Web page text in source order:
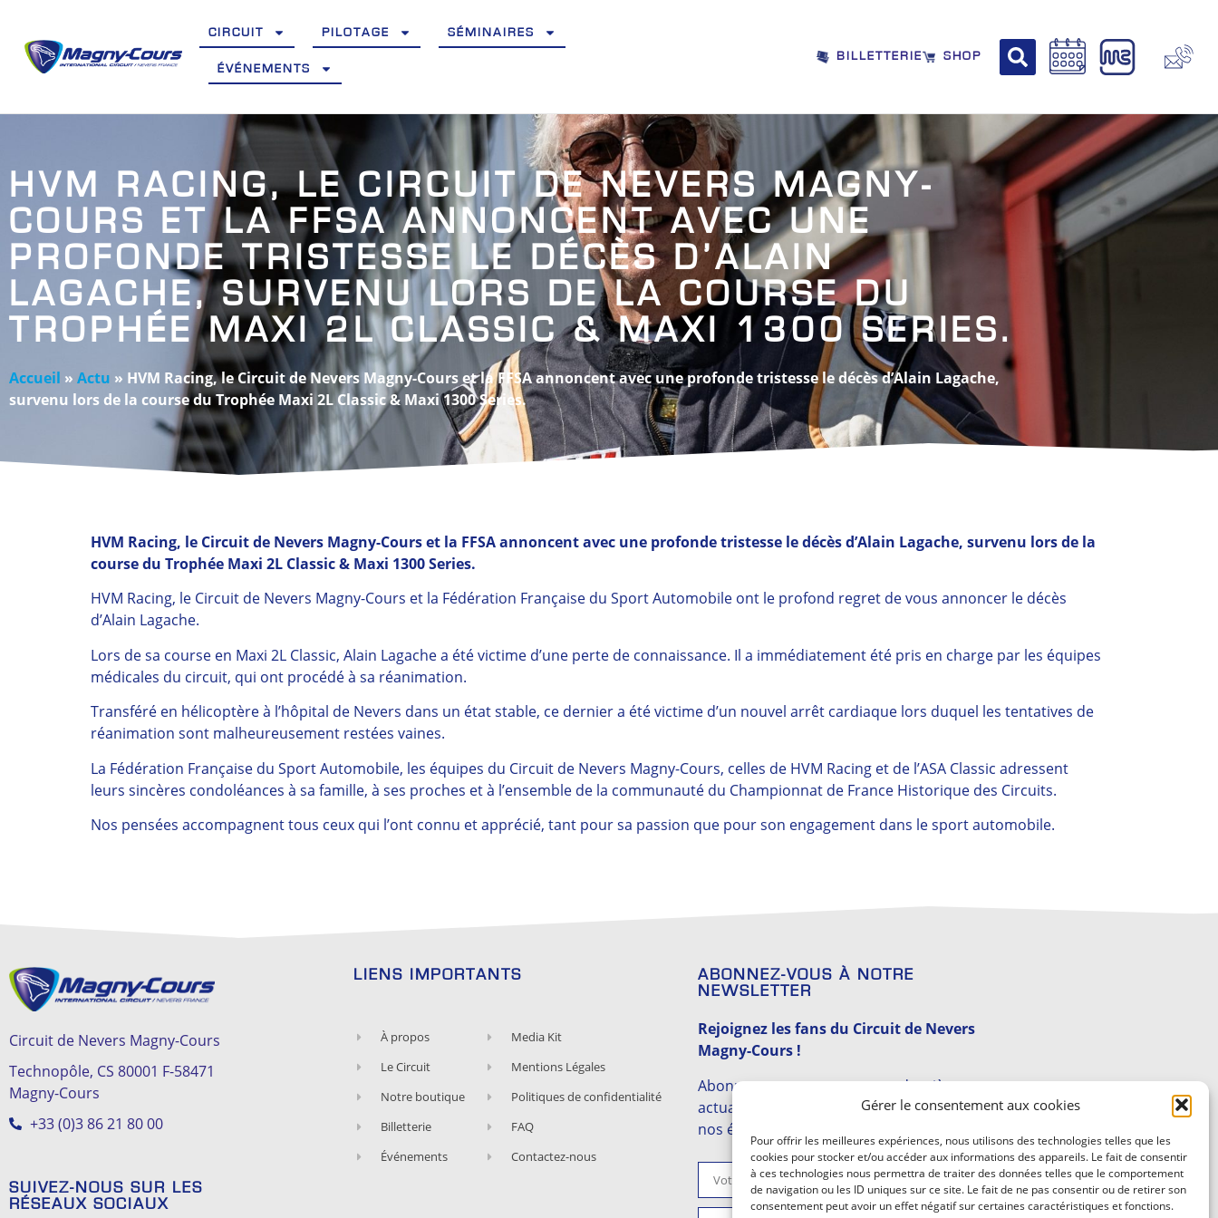
Gérer le consentement aux cookies
Pour offrir les meilleures expériences, nous utilisons des technologies telles que les
cookies pour stocker et/ou accéder aux informations des appareils. Le fait de consentir
à ces technologies nous permettra de traiter des données telles que le comportement
de navigation ou les ID uniques sur ce site. Le fait de ne pas consentir ou de retirer son
consentement peut avoir un effet négatif sur certaines caractéristiques et fonctions.
CIRCUIT PILOTAGE SÉMINAIRES
ÉVÉNEMENTS
BILLETTERIE SHOP
HVM RACING, LE CIRCUIT DE NEVERS MAGNY-
COURS ET LA FFSA ANNONCENT AVEC UNE
PROFONDE TRISTESSE LE DÉCÈS D’ALAIN
LAGACHE, SURVENU LORS DE LA COURSE DU
TROPHÉE MAXI 2L CLASSIC & MAXI 1300 SERIES.
Accueil » Actu » HVM Racing, le Circuit de Nevers Magny-Cours et la FFSA annoncent avec une profonde tristesse le décès d’Alain Lagache,
survenu lors de la course du Trophée Maxi 2L Classic & Maxi 1300 Series.
HVM Racing, le Circuit de Nevers Magny-Cours et la FFSA annoncent avec une profonde tristesse le décès d’Alain Lagache, survenu lors de la
course du Trophée Maxi 2L Classic & Maxi 1300 Series.
HVM Racing, le Circuit de Nevers Magny-Cours et la Fédération Française du Sport Automobile ont le profond regret de vous annoncer le décès
d’Alain Lagache.
Lors de sa course en Maxi 2L Classic, Alain Lagache a été victime d’une perte de connaissance. Il a immédiatement été pris en charge par les équipes
médicales du circuit, qui ont procédé à sa réanimation.
Transféré en hélicoptère à l’hôpital de Nevers dans un état stable, ce dernier a été victime d’un nouvel arrêt cardiaque lors duquel les tentatives de
réanimation sont malheureusement restées vaines.
La Fédération Française du Sport Automobile, les équipes du Circuit de Nevers Magny-Cours, celles de HVM Racing et de l’ASA Classic adressent
leurs sincères condoléances à sa famille, à ses proches et à l’ensemble de la communauté du Championnat de France Historique des Circuits.
Nos pensées accompagnent tous ceux qui l’ont connu et apprécié, tant pour sa passion que pour son engagement dans le sport automobile.
Circuit de Nevers Magny-Cours
Technopôle, CS 80001 F-58471
Magny-Cours
+33 (0)3 86 21 80 00
SUIVEZ-NOUS SUR LES
RÉSEAUX SOCIAUX
LIENS IMPORTANTS
À propos
Le Circuit
Notre boutique
Billetterie
Événements
Media Kit
Mentions Légales
Politiques de confidentialité
FAQ
Contactez-nous
ABONNEZ-VOUS À NOTRE
NEWSLETTER
Rejoignez les fans du Circuit de Nevers
Magny-Cours !
Abonnez-vous et recevez nos dernières
actualités,
nos évènements et expériences.